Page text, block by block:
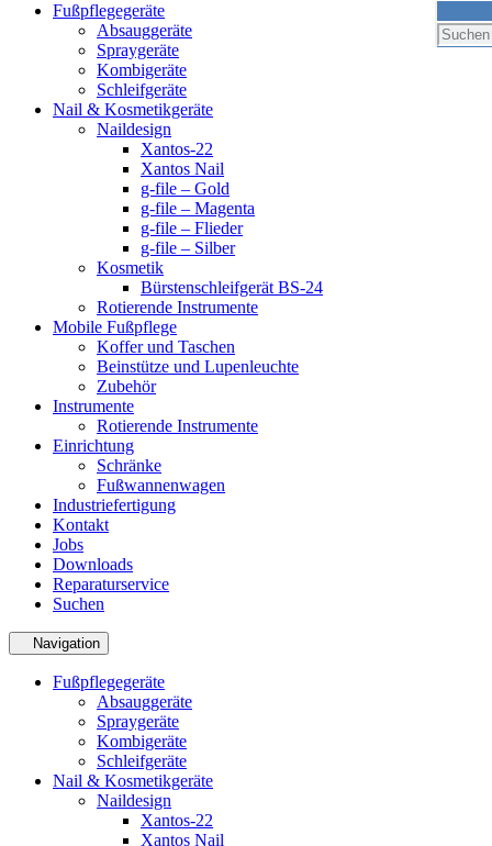
Fußpflegegeräte
Absauggeräte
Spraygeräte
Kombigeräte
Schleifgeräte
Nail & Kosmetikgeräte
Naildesign
Xantos-22
Xantos Nail
g-file – Gold
g-file – Magenta
g-file – Flieder
g-file – Silber
Kosmetik
Bürstenschleifgerät BS-24
Rotierende Instrumente
Mobile Fußpflege
Koffer und Taschen
Beinstütze und Lupenleuchte
Zubehör
Instrumente
Rotierende Instrumente
Einrichtung
Schränke
Fußwannenwagen
Industriefertigung
Kontakt
Jobs
Downloads
Reparaturservice
Suchen
Navigation
Fußpflegegeräte
Absauggeräte
Spraygeräte
Kombigeräte
Schleifgeräte
Nail & Kosmetikgeräte
Naildesign
Xantos-22
Xantos Nail